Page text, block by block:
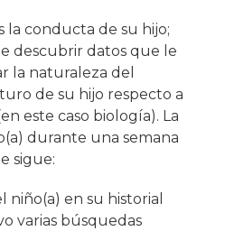
la conducta de su hijo;
descubrir datos que le
la naturaleza del
de su hijo respecto a
este caso biología). La
durante una semana
sigue:
niño(a) en su historial
varias búsquedas